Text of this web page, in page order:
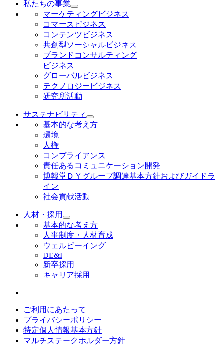
私たちの事業
マーケティングビジネス
コマースビジネス
コンテンツビジネス
共創型ソーシャルビジネス
ブランドコンサルティング
ビジネス
グローバルビジネス
テクノロジービジネス
研究所活動
サステナビリティ
基本的な考え方
環境
人権
コンプライアンス
責任あるコミュニケーション開発
博報堂ＤＹグループ調達基本方針およびガイドラ
イン
社会貢献活動
人材・採用
基本的な考え方
人事制度・人材育成
ウェルビーイング
DE&I
新卒採用
キャリア採用
ご利用にあたって
プライバシーポリシー
特定個人情報基本方針
マルチステークホルダー方針